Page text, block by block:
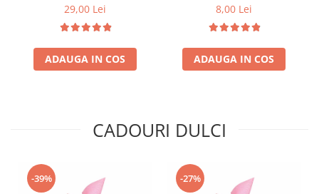
29,00 Lei
ADAUGA IN COS
8,00 Lei
ADAUGA IN COS
CADOURI DULCI
-39% -27%